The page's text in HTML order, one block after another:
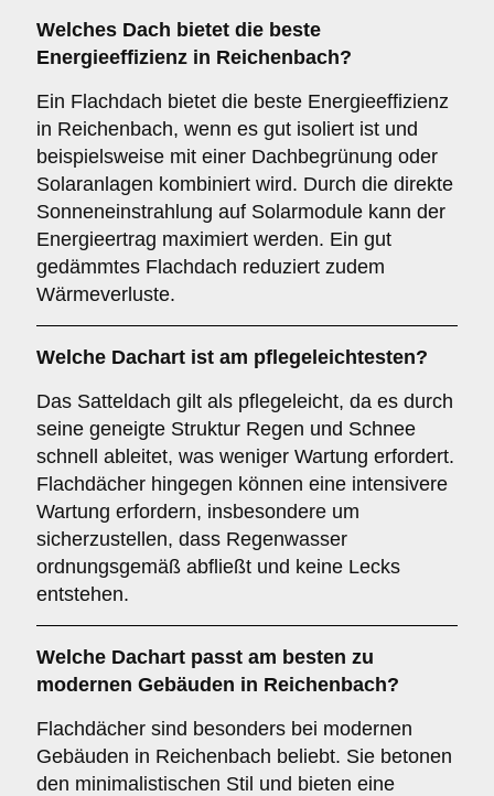
Welches Dach bietet die beste
Energieeffizienz in Reichenbach?
Ein Flachdach bietet die beste Energieeffizienz
in Reichenbach, wenn es gut isoliert ist und
beispielsweise mit einer Dachbegrünung oder
Solaranlagen kombiniert wird. Durch die direkte
Sonneneinstrahlung auf Solarmodule kann der
Energieertrag maximiert werden. Ein gut
gedämmtes Flachdach reduziert zudem
Wärmeverluste.
Welche Dachart ist am pflegeleichtesten?
Das Satteldach gilt als pflegeleicht, da es durch
seine geneigte Struktur Regen und Schnee
schnell ableitet, was weniger Wartung erfordert.
Flachdächer hingegen können eine intensivere
Wartung erfordern, insbesondere um
sicherzustellen, dass Regenwasser
ordnungsgemäß abfließt und keine Lecks
entstehen.
Welche Dachart passt am besten zu
modernen Gebäuden in Reichenbach?
Flachdächer sind besonders bei modernen
Gebäuden in Reichenbach beliebt. Sie betonen
den minimalistischen Stil und bieten eine